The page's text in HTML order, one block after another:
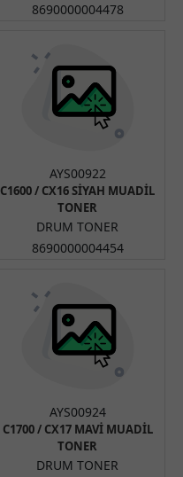
8690000004478
AYS00922
C1600 / CX16 SİYAH MUADİL
TONER
DRUM TONER
8690000004454
AYS00924
C1700 / CX17 MAVİ MUADİL
TONER
DRUM TONER